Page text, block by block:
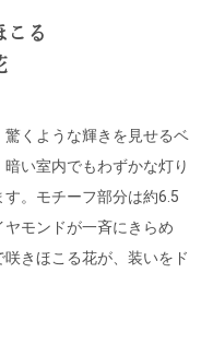
こる
くような輝きを見せるベ
い室内でもわずかな灯り
。モチーフ部分は約6.5
モンドが一斉にきらめ
きほこる花が、装いをド